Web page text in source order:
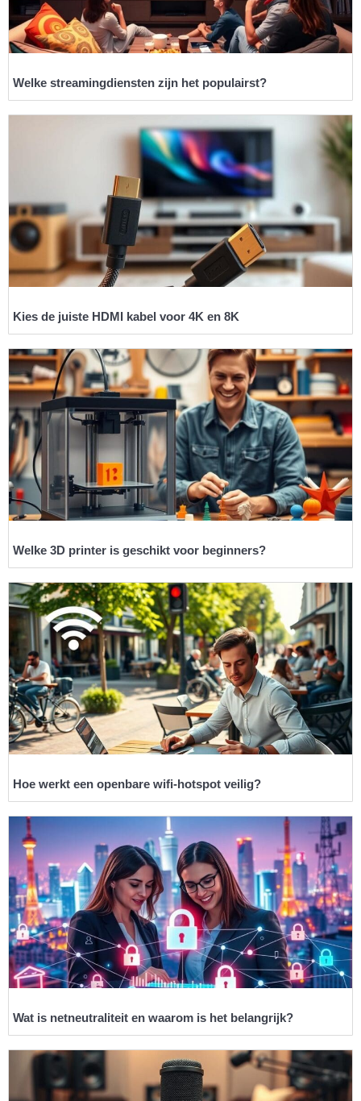
Welke streamingdiensten zijn het populairst?
Kies de juiste HDMI kabel voor 4K en 8K
Welke 3D printer is geschikt voor beginners?
Hoe werkt een openbare wifi-hotspot veilig?
Wat is netneutraliteit en waarom is het belangrijk?